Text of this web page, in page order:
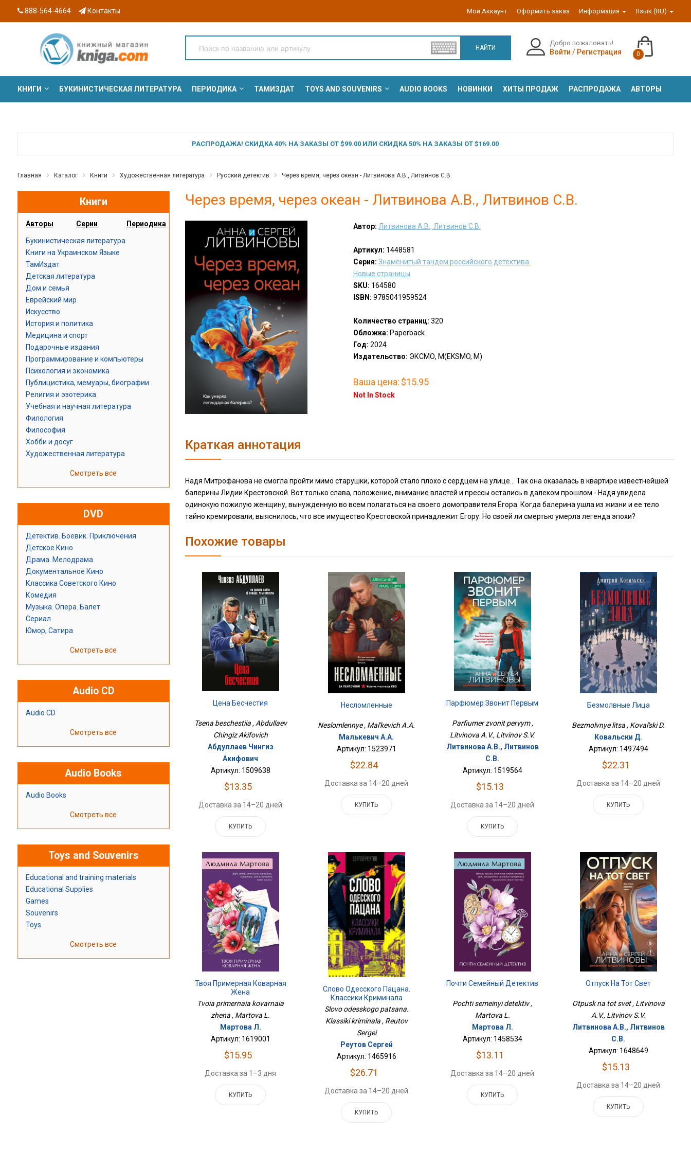
888-564-4664 Контакты Мой Аккаунт Оформить заказ Информация Язык (RU)
НАЙТИ
Добро пожаловать!
Войти / Регистрация 0
КНИГИ БУКИНИСТИЧЕСКАЯ ЛИТЕРАТУРА ПЕРИОДИКА ТАМИЗДАТ TOYS AND SOUVENIRS AUDIO BOOKS НОВИНКИ ХИТЫ ПРОДАЖ РАСПРОДАЖА АВТОРЫ
РАСПРОДАЖА! СКИДКА 40% НА ЗАКАЗЫ ОТ $99.00 ИЛИ СКИДКА 50% НА ЗАКАЗЫ ОТ $169.00
Главная Каталог Книги Художественная литература Русский детектив Через время, через океан - Литвинова А.В., Литвинов С.В.
Книги
Авторы Серии Периодика
Букинистическая литература
Книги на Украинском Языке
ТамИздат
Детская литература
Дом и семья
Еврейский мир
Искусство
История и политика
Медицина и спорт
Подарочные издания
Программирование и компьютеры
Психология и экономика
Публицистика, мемуары, биографии
Религия и эзотерика
Учебная и научная литература
Филология
Философия
Хобби и досуг
Художественная литература
Смотреть все
DVD
Детектив. Боевик. Приключения
Детское Кино
Драма. Мелодрама
Документальное Кино
Классика Советского Кино
Комедия
Музыка. Опера. Балет
Сериал
Юмор, Сатира
Смотреть все
Audio CD
Audio CD
Смотреть все
Audio Books
Audio Books
Смотреть все
Toys and Souvenirs
Educational and training materials
Educational Supplies
Games
Souvenirs
Toys
Смотреть все
Через время, через океан - Литвинова А.В., Литвинов С.В.
Автор: Литвинова А.В., Литвинов С.В.
Артикул: 1448581
Серия: Знаменитый тандем российского детектива.
Новые страницы
SKU: 164580
ISBN: 9785041959524
Количество страниц: 320
Обложка: Paperback
Год: 2024
Издательство: ЭКСМО, М(EKSMO, M)
Ваша цена: $15.95
Not In Stock
Краткая аннотация
Надя Митрофанова не смогла пройти мимо старушки, которой стало плохо с сердцем на улице... Так она оказалась в квартире известнейшей
балерины Лидии Крестовской. Вот только слава, положение, внимание властей и прессы остались в далеком прошлом - Надя увидела
одинокую пожилую женщину, вынужденную во всем полагаться на своего домоправителя Егора. Когда балерина ушла из жизни и ее тело
тайно кремировали, выяснилось, что все имущество Крестовской принадлежит Егору. Но своей ли смертью умерла легенда эпохи?
Похожие товары
Цена Бесчестия
Tsena beschestiia , Abdullaev
Chingiz Akifovich
Абдуллаев Чингиз
Акифович
Артикул: 1509638
$13.35
Доставка за 14–20 дней
КУПИТЬ
Несломленные
Neslomlennye , Mal'kevich A.A.
Малькевич А.А.
Артикул: 1523971
$22.84
Доставка за 14–20 дней
КУПИТЬ
Парфюмер Звонит Первым
Parfiumer zvonit pervym ,
Litvinova A.V., Litvinov S.V.
Литвинова А.В., Литвинов
С.В.
Артикул: 1519564
$15.13
Доставка за 14–20 дней
КУПИТЬ
Безмолвные Лица
Bezmolvnye litsa , Koval'ski D.
Ковальски Д.
Артикул: 1497494
$22.31
Доставка за 14–20 дней
КУПИТЬ
Твоя Примерная Коварная
Жена
Tvoia primernaia kovarnaia
zhena , Martova L.
Мартова Л.
Артикул: 1619001
$15.95
Доставка за 1–3 дня
КУПИТЬ
Слово Одесского Пацана.
Классики Криминала
Slovo odesskogo patsana.
Klassiki kriminala , Reutov
Sergei
Реутов Сергей
Артикул: 1465916
$26.71
Доставка за 14–20 дней
КУПИТЬ
Почти Семейный Детектив
Pochti semeinyi detektiv ,
Martova L.
Мартова Л.
Артикул: 1458534
$13.11
Доставка за 14–20 дней
КУПИТЬ
Отпуск На Тот Свет
Otpusk na tot svet , Litvinova
A.V., Litvinov S.V.
Литвинова А.В., Литвинов
С.В.
Артикул: 1648649
$15.13
Доставка за 14–20 дней
КУПИТЬ